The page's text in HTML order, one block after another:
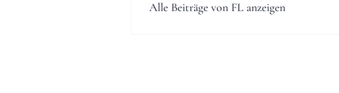
Alle Beiträge von FL anzeigen